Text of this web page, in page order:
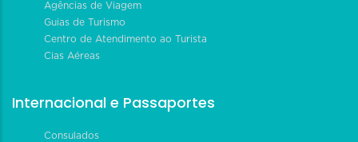
Agências de Viagem
Guias de Turismo
Centro de Atendimento ao Turista
Cias Aéreas
Internacional e Passaportes
Consulados